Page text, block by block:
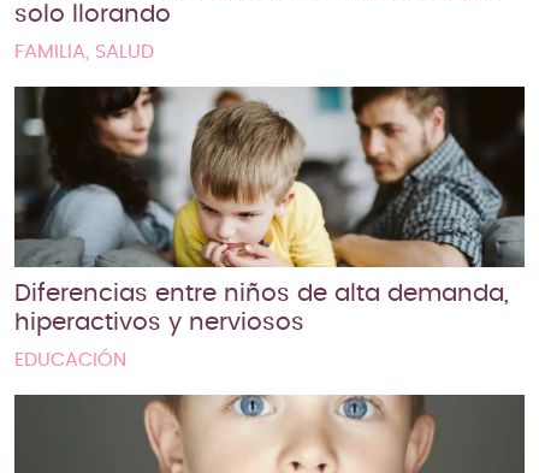
solo llorando
FAMILIA, SALUD
Diferencias entre niños de alta demanda,
hiperactivos y nerviosos
EDUCACIÓN